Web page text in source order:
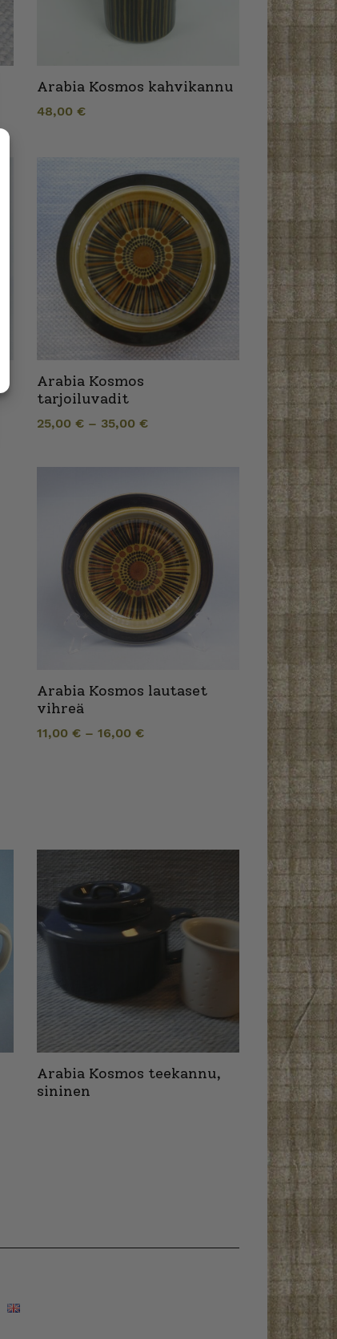
Arabia Kosmos kahvikannu
48,00 €
Arabia Kosmos
tarjoiluvadit
25,00 €– 35,00 €
Arabia Kosmos lautaset
vihreä
11,00 € – 16,00 €
Arabia Kosmos teekannu,
sininen